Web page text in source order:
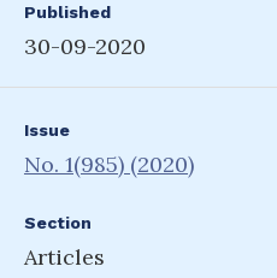
Published
30-09-2020
Issue
No. 1(985) (2020)
Section
Articles